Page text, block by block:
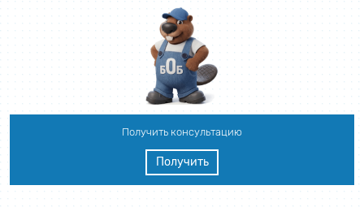
Получить консультацию
Получить